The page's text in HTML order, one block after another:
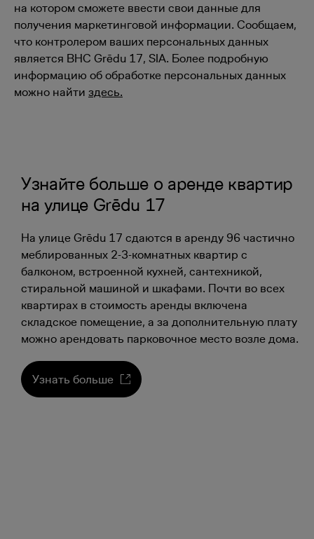
на котором сможете ввести свои данные для
получения маркетинговой информации. Сообщаем,
что контролером ваших персональных данных
является BHC Grēdu 17, SIA. Более подробную
информацию об обработке персональных данных
можно найти здесь.
Узнайте больше о аренде квартир
на улице Grēdu 17
На улице Grēdu 17 сдаются в аренду 96 частично
меблированных 2-3-комнатных квартир с
балконом, встроенной кухней, сантехникой,
стиральной машиной и шкафами. Почти во всех
квартирах в стоимость аренды включена
складское помещение, а за дополнительную плату
можно арендовать парковочное место возле дома.
Узнать больше